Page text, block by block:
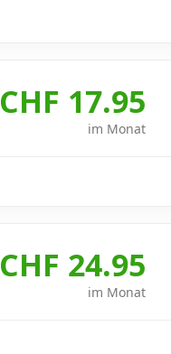
CHF 17.95
im Monat
CHF 24.95
im Monat